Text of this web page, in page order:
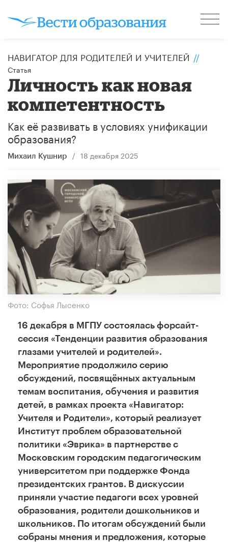
НАВИГАТОР ДЛЯ РОДИТЕЛЕЙ И УЧИТЕЛЕЙ //
Статья
Личность как новая
компетентность
Как её развивать в условиях унификации
образования?
Михаил Кушнир / 18 декабря 2025
Фото: Софья Лысенко
16 декабря в МГПУ состоялась форсайт-
сессия «Тенденции развития образования
глазами учителей и родителей».
Мероприятие продолжило серию
обсуждений, посвящённых актуальным
темам воспитания, обучения и развития
детей, в рамках проекта «Навигатор:
Учителя и Родители», который реализует
Институт проблем образовательной
политики «Эврика» в партнерстве с
Московским городским педагогическим
университетом при поддержке Фонда
президентских грантов. В дискуссии
приняли участие педагоги всех уровней
образования, родители дошкольников и
школьников. По итогам обсуждений были
собраны мнения и предложения, которые